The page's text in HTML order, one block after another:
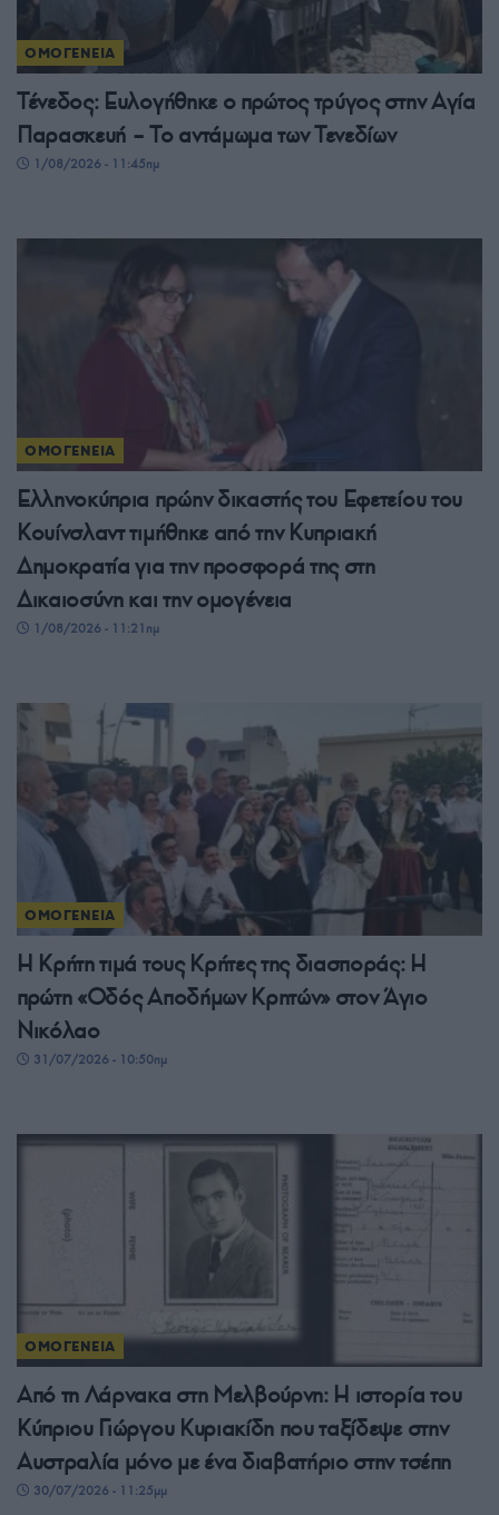
ΟΜΟΓΕΝΕΙΑ
Τένεδος: Ευλογήθηκε ο πρώτος τρύγος στην Αγία
Παρασκευή – Το αντάμωμα των Τενεδίων
1/08/2026 - 11:45πμ
ΟΜΟΓΕΝΕΙΑ
Ελληνοκύπρια πρώην δικαστής του Εφετείου του
Κουίνσλαντ τιμήθηκε από την Κυπριακή
Δημοκρατία για την προσφορά της στη
Δικαιοσύνη και την ομογένεια
1/08/2026 - 11:21πμ
ΟΜΟΓΕΝΕΙΑ
Η Κρήτη τιμά τους Κρήτες της διασποράς: Η
πρώτη «Οδός Αποδήμων Κρητών» στον Άγιο
Νικόλαο
31/07/2026 - 10:50πμ
ΟΜΟΓΕΝΕΙΑ
Από τη Λάρνακα στη Μελβούρνη: Η ιστορία του
Κύπριου Γιώργου Κυριακίδη που ταξίδεψε στην
Αυστραλία μόνο με ένα διαβατήριο στην τσέπη
30/07/2026 - 11:25μμ